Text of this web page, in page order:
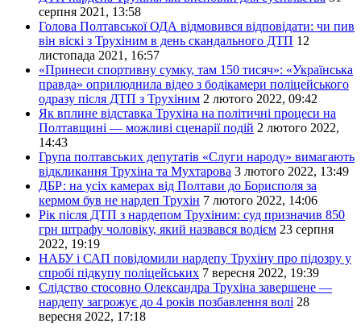
серпня 2021, 13:58
Голова Полтавської ОДА відмовився відповідати: чи пив
він віскі з Трухіним в день скандального ДТП 12
листопада 2021, 16:57
«Принеси спортивну сумку, там 150 тисяч»: «Українська
правда» оприлюднила відео з бодікамери поліцейського
одразу після ДТП з Трухіним 2 лютого 2022, 09:42
Як вплине відставка Трухіна на політичні процеси на
Полтавщині — можливі сценарії подій 2 лютого 2022,
14:43
Група полтавських депутатів «Слуги народу» вимагають
відкликання Трухіна та Мухтарова 3 лютого 2022, 13:49
ДБР: на усіх камерах від Полтави до Борисполя за
кермом був не нардеп Трухін 7 лютого 2022, 14:06
Рік після ДТП з нардепом Трухіним: суд призначив 850
грн штрафу чоловіку, який назвався водієм 23 серпня
2022, 19:19
НАБУ і САП повідомили нардепу Трухіну про підозру у
спробі підкупу поліцейських 7 вересня 2022, 19:39
Слідство стосовно Олександра Трухіна завершене —
нардепу загрожує до 4 років позбавлення волі 28
вересня 2022, 17:18